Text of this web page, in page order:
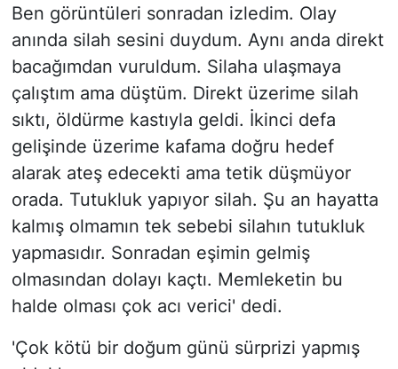
Ben görüntüleri sonradan izledim. Olay
anında silah sesini duydum. Aynı anda direkt
bacağımdan vuruldum. Silaha ulaşmaya
çalıştım ama düştüm. Direkt üzerime silah
sıktı, öldürme kastıyla geldi. İkinci defa
gelişinde üzerime kafama doğru hedef
alarak ateş edecekti ama tetik düşmüyor
orada. Tutukluk yapıyor silah. Şu an hayatta
kalmış olmamın tek sebebi silahın tutukluk
yapmasıdır. Sonradan eşimin gelmiş
olmasından dolayı kaçtı. Memleketin bu
halde olması çok acı verici' dedi.
'Çok kötü bir doğum günü sürprizi yapmış